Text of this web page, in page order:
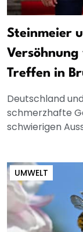
Steinmeier
Versöhnung
Treffen in
Deutschland
schmerzhafte
schwierigen
UMWELT